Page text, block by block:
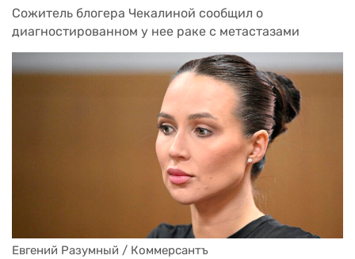
Сожитель блогера Чекалиной сообщил о
диагностированном у нее раке с метастазами
Евгений Разумный / Коммерсантъ